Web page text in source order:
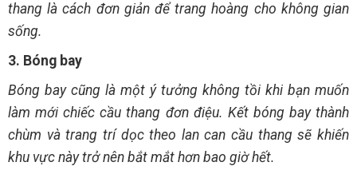
thang là cách đơn giản để trang hoàng cho không gian
sống.
3. Bóng bay
Bóng bay cũng là một ý tưởng không tồi khi bạn muốn
làm mới chiếc cầu thang đơn điệu. Kết bóng bay thành
chùm và trang trí dọc theo lan can cầu thang sẽ khiến
khu vực này trở nên bắt mắt hơn bao giờ hết.